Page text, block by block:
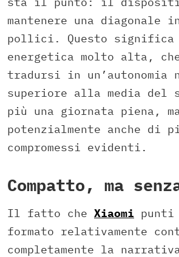
mantenere una diagonale
pollici. Questo significa
energetica molto alta,
tradursi in un’autonomia
superiore alla media del
più una giornata piena,
potenzialmente anche di
compromessi evidenti.
Compatto, ma
Il fatto che Xiaomi punti
formato relativamente
completamente la